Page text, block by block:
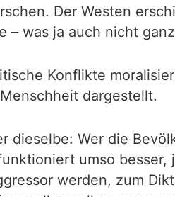
Der Westen
– was ja auch nicht
Konflikte
dargestellt.
dieselbe: Wer die
umso
werden, zum